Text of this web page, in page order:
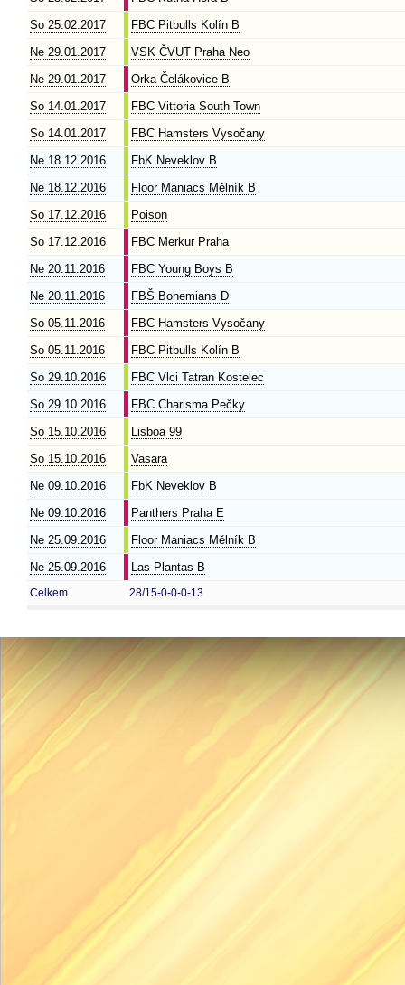
So 25.02.2017
FBC Pitbulls Kolín B
Ne 29.01.2017
VSK ČVUT Praha Neo
Ne 29.01.2017
Orka Čelákovice B
So 14.01.2017
FBC Vittoria South Town
So 14.01.2017
FBC Hamsters Vysočany
Ne 18.12.2016
FbK Neveklov B
Ne 18.12.2016
Floor Maniacs Mělník B
So 17.12.2016
Poison
So 17.12.2016
FBC Merkur Praha
Ne 20.11.2016
FBC Young Boys B
Ne 20.11.2016
FBŠ Bohemians D
So 05.11.2016
FBC Hamsters Vysočany
So 05.11.2016
FBC Pitbulls Kolín B
So 29.10.2016
FBC Vlci Tatran Kostelec
So 29.10.2016
FBC Charisma Pečky
So 15.10.2016
Lisboa 99
So 15.10.2016
Vasara
Ne 09.10.2016
FbK Neveklov B
Ne 09.10.2016
Panthers Praha E
Ne 25.09.2016
Floor Maniacs Mělník B
Ne 25.09.2016
Las Plantas B
Celkem 28/15-0-0-0-13